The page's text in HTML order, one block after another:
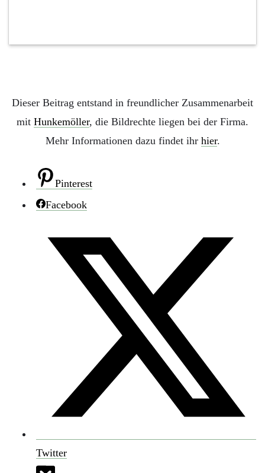
Dieser Beitrag entstand in freundlicher Zusammenarbeit
mit Hunkemöller, die Bildrechte liegen bei der Firma.
Mehr Informationen dazu findet ihr hier.
Pinterest
Facebook
Twitter